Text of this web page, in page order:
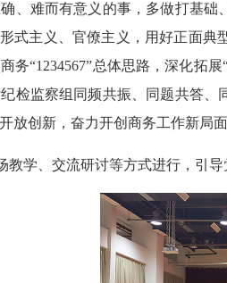
、难而有意义的事，多做打基础
式主义、官僚主义，用好正面典
务“1234567”总体思路，深化拓
检监察组同频共振、同题共答
放创新，奋力开创商务工作新局面
教学、交流研讨等方式进行，引